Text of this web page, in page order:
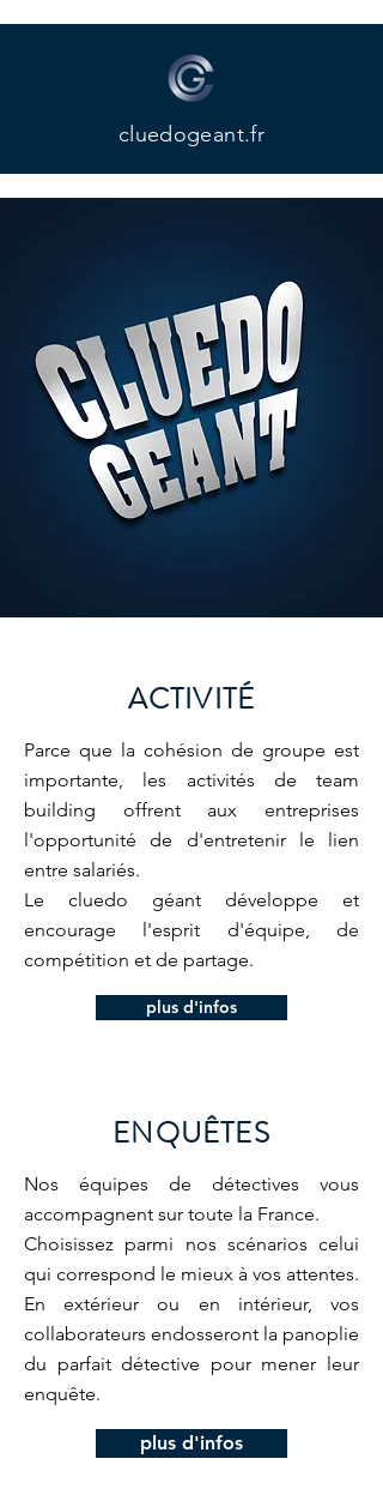
cluedogeant.fr
ACTIVITÉ
Parce que la cohésion de groupe est
importante, les activités de team
building offrent aux entreprises
l'opportunité de d'entretenir le lien
entre salariés.
Le cluedo géant développe et
encourage l'esprit d'équipe, de
compétition et de partage.
plus d'infos
ENQUÊTES
Nos équipes de détectives vous
accompagnent sur toute la France.
Choisissez parmi nos scénarios celui
qui correspond le mieux à vos attentes.
En extérieur ou en intérieur, vos
collaborateurs endosseront la panoplie
du parfait détective pour mener leur
enquête.
plus d'infos